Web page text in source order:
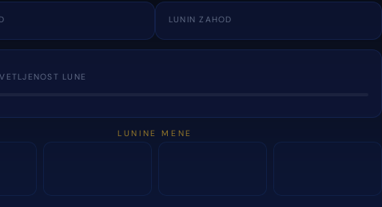
LUNIN ZAHOD
LUNE
LUNINE MENE